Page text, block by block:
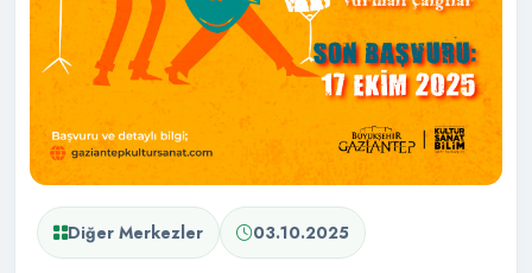
Diğer Merkezler 03.10.2025